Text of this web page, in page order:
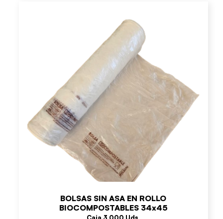
BOLSAS SIN ASA EN ROLLO
BIOCOMPOSTABLES 34x45